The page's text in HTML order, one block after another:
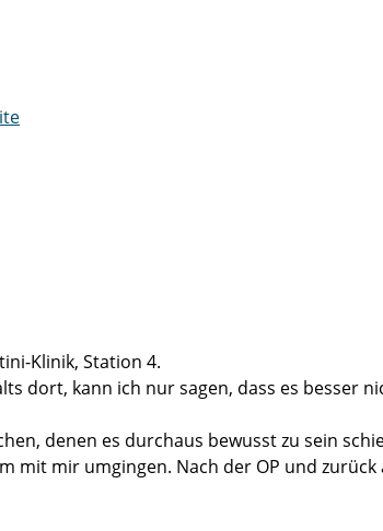
Klinik, Station 4.
dort, kann ich nur sagen, dass es besser
denen es durchaus bewusst zu sein
mir umgingen. Nach der OP und